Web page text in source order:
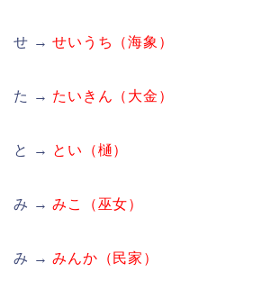
せ →せいうち（海象）
た → たいきん（大金）
と → とい（樋）
み →みこ（巫女）
み →みんか（民家）